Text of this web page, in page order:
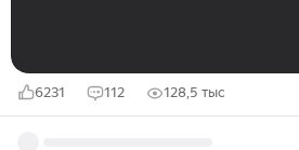
6231 112 128,5 тыс